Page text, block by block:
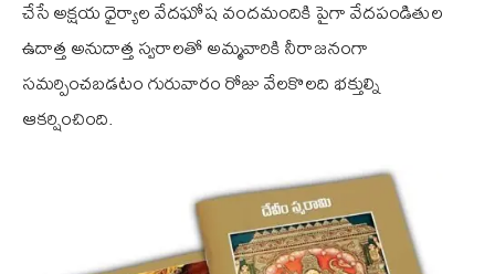
చేసే అక్షయ ధైర్యాల వేదఘోష వందమందికి పైగా వేదపండితుల
ఉదాత్త అనుదాత్త స్వరాలతో అమ్మవారికి నీరాజనంగా
సమర్పించబడటం గురువారం రోజు వేలకొలది భక్తుల్ని
ఆకర్షించింది.